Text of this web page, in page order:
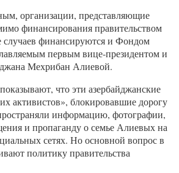
организации, представляющие
финансирования правительством
случаев финансируются и Фондом
первым вице-президентом и
Мехрибан Алиевой.
что эти азербайджанские
активистов», блокировавшие дорогу
информацию, фотографии,
и пропаганду о семье Алиевых на
сетях. Но основной вопрос в
политику правительства